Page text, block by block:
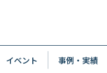
イベント 事例・実績